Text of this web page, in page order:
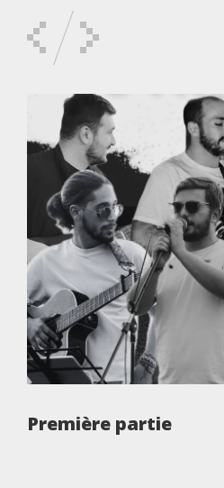
Première partie